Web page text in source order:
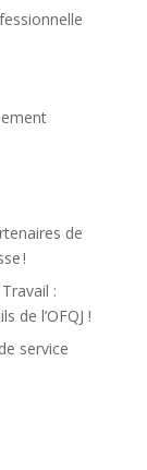
de
!
:
de l’OFQJ !
service